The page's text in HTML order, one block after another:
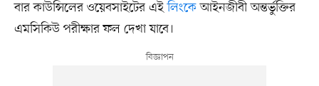
বার কাউন্সিলের ওয়েবসাইটের এইলিংকেআইনজীবী অন্তর্ভুক্তির
এমসিকিউ পরীক্ষার ফল দেখা যাবে।